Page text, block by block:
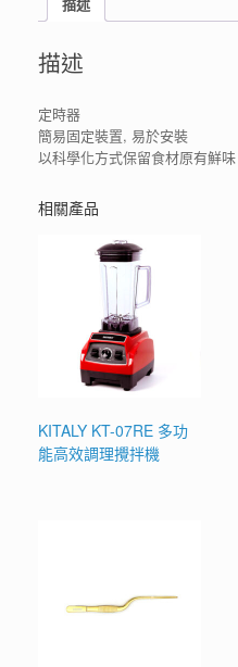
描述
定時器
簡易固定裝置, 易於安裝
以科學化方式保留食材原有鮮味
相關產品
KITALY KT-07RE 多功
能高效調理攪拌機